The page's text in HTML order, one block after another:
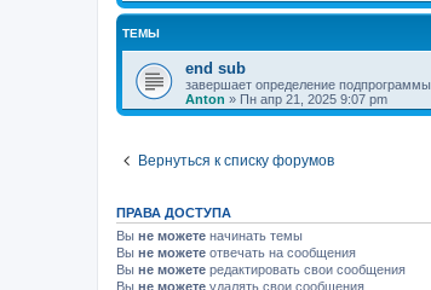
ТЕМЫ
end sub
завершает определение подпрограммы
Anton » Пн апр 21, 2025 9:07 pm
Вернуться к списку форумов
ПРАВА ДОСТУПА
Вы не можете начинать темы
Вы не можете отвечать на сообщения
Вы не можете редактировать свои сообщения
Вы не можете удалять свои сообщения